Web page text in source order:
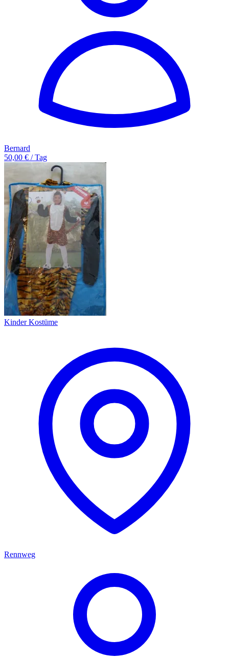
Bernard
50,00 € / Tag
Kinder Kostüme
Rennweg